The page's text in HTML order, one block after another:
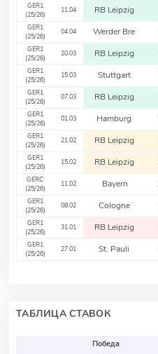
GER1
(25/26)
11.04 RB Leipzig
GER1
(25/26)
04.04 Werder Bre
GER1
(25/26)
20.03 RB Leipzig
GER1
(25/26)
15.03 Stuttgart
GER1
(25/26)
07.03 RB Leipzig
GER1
(25/26)
01.03 Hamburg
GER1
(25/26)
21.02 RB Leipzig
GER1
(25/26)
15.02 RB Leipzig
GERC
(25/26)
11.02 Bayern
GER1
(25/26)
08.02 Cologne
GER1
(25/26)
31.01 RB Leipzig
GER1
(25/26)
27.01 St. Pauli
ТАБЛИЦА СТАВОК
Победа